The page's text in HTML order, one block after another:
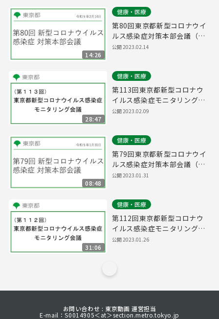
14:26
健康・医療
第80回東京都新型コロナウイ
ルス感染症対策本部会議（令
和5年2月14日 16時45分～）
公開2023.02.14
28:47
健康・医療
第113回東京都新型コロナウ
イルス感染症モニタリング会
議(令和5年2月9日17時15分
公開2023.02.09
08:48
健康・医療
第79回東京都新型コロナウイ
ルス感染症対策本部会議（令
和5年1月31日 16時15分～）
公開2023.01.31
31:06
健康・医療
第112回東京都新型コロナウ
イルス感染症モニタリング会
議(令和5年1月26日16時15分
公開2023.01.26
お問い合わせ : 東京動画 運営担当
E-mail：S0014905＜at＞section.metro.tokyo.jp